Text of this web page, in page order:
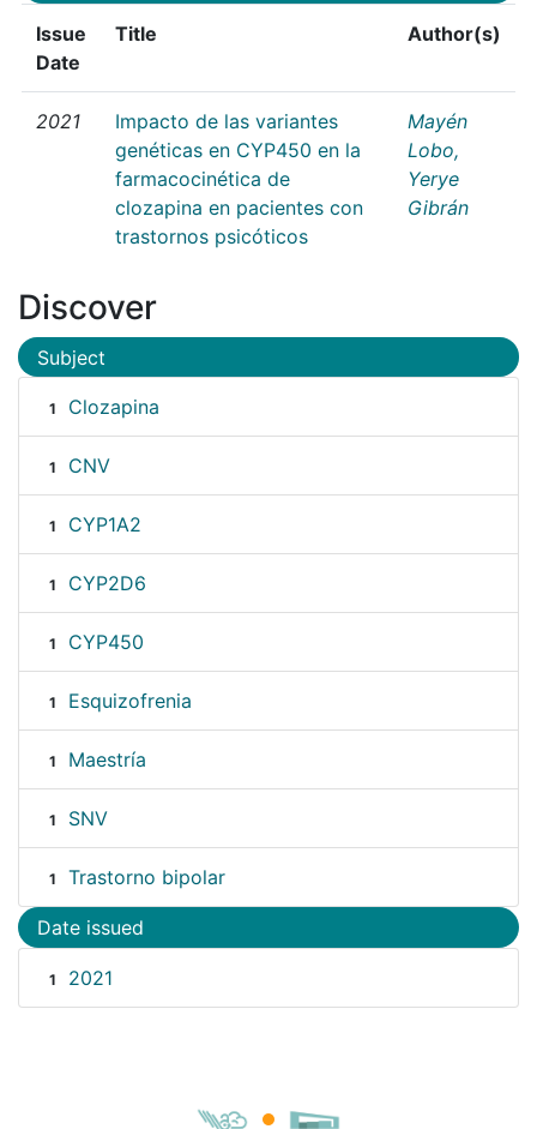
Issue
Date
Title Author(s)
2021
Impacto de las variantes
genéticas en CYP450 en la
farmacocinética de
clozapina en pacientes con
trastornos psicóticos
Mayén
Lobo,
Yerye
Gibrán
Discover
Subject
1 Clozapina
1 CNV
1 CYP1A2
1 CYP2D6
1 CYP450
1 Esquizofrenia
1 Maestría
1 SNV
1 Trastorno bipolar
Date issued
1 2021